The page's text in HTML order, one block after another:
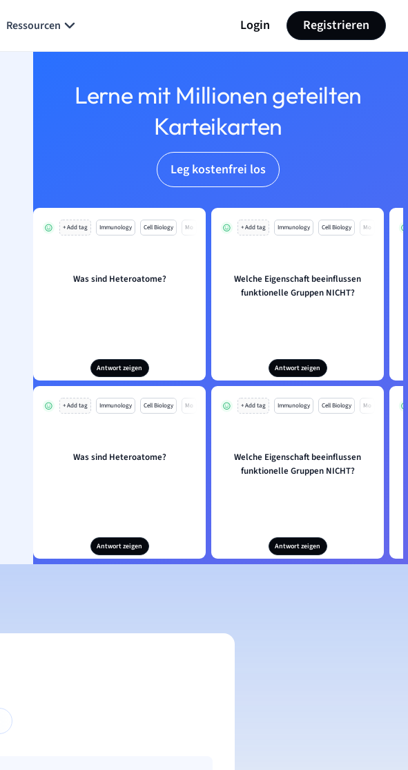
Ressourcen Login Registrieren
Lerne mit Millionen geteilten
Karteikarten
Leg kostenfrei los
+ Add tag Immunology Cell Biology Mo
Was sind Heteroatome?
Antwort zeigen
+ Add tag Immunology Cell Biology Mo
Welche Eigenschaft beeinflussen
funktionelle Gruppen NICHT?
Antwort zeigen
+ Add tag Immunology Cell Biology Mo
Was sind Heteroatome?
Antwort zeigen
+ Add tag Immunology Cell Biology Mo
Welche Eigenschaft beeinflussen
funktionelle Gruppen NICHT?
Antwort zeigen